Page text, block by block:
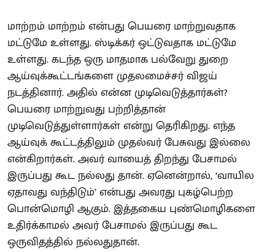
மாற்றம் மாற்றம் என்பது பெயரை மாற்றுவதாக
மட்டுமே உள்ளது. ஸ்டிக்கர் ஒட்டுவதாக மட்டுமே
உள்ளது. கடந்த ஒரு மாதமாக பல்வேறு துறை
ஆய்வுக்கூட்டங்களை முதலமைச்சர் விஜய்
நடத்தினார். அதில் என்ன முடிவெடுத்தார்கள்?
பெயரை மாற்றுவது பற்றித்தான்
முடிவெடுத்துள்ளார்கள் என்று தெரிகிறது. எந்த
ஆய்வுக் கூட்டத்திலும் முதல்வர் பேசுவது இல்லை
என்கிறார்கள். அவர் வாயைத் திறந்து பேசாமல்
இருப்பது கூட நல்லது தான். ஏனென்றால், ‘வாயில
ஏதாவது வந்திடும்’ என்பது அவரது புகழ்பெற்ற
பொன்மொழி ஆகும். இத்தகைய புண்மொழிகளை
உதிர்க்காமல் அவர் பேசாமல் இருப்பது கூட
ஒருவிதத்தில் நல்லதுதான்.